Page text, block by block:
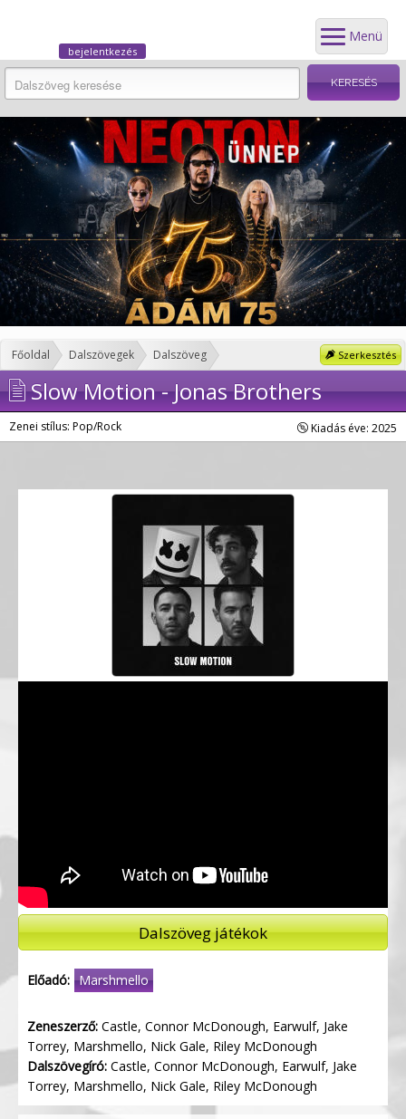
Menü
bejelentkezés
Szerkesztés
Főoldal Dalszövegek Dalszöveg
Slow Motion - Jonas Brothers
Zenei stílus: Pop/Rock Kiadás éve: 2025
Dalszöveg játékok
Előadó: Marshmello
Zeneszerző: Castle, Connor McDonough, Earwulf, Jake
Torrey, Marshmello, Nick Gale, Riley McDonough
Dalszövegíró: Castle, Connor McDonough, Earwulf, Jake
Torrey, Marshmello, Nick Gale, Riley McDonough